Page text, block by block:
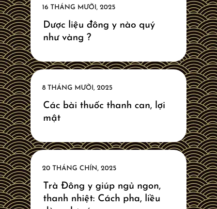
Dược liệu đông y nào quý
như vàng ?
Các bài thuốc thanh can, lợi
mật
Trà Đông y giúp ngủ ngon,
thanh nhiệt: Cách pha, liều